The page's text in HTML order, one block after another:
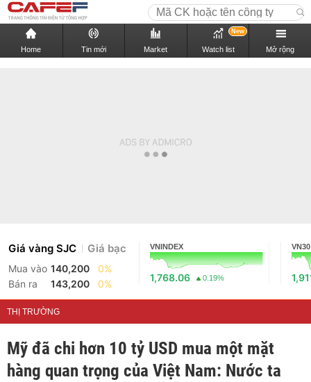
Home Tin mới Market Watch list
New
Mở rộng
Giá vàng SJC Giá bạc
Mua vào 140,200
0%
Bán ra
143,200 0%
VNINDEX
1,768.06 0.19%
VN30
THỊ TRƯỜNG
Mỹ đã chi hơn 10 tỷ USD mua một mặt
hàng quan trọng của Việt Nam: Nước ta